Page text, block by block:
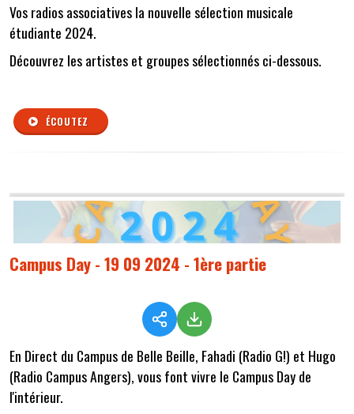
Vos radios associatives la nouvelle sélection musicale
étudiante 2024.
Découvrez les artistes et groupes sélectionnés ci-dessous.
ÉCOUTEZ
Campus Day - 19 09 2024 - 1ère partie
En Direct du Campus de Belle Beille, Fahadi (Radio G!) et Hugo
(Radio Campus Angers), vous font vivre le Campus Day de
l'intérieur.